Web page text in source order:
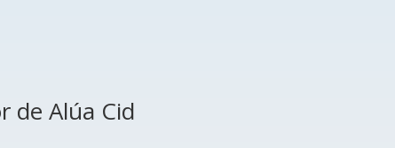
de Alúa Cid